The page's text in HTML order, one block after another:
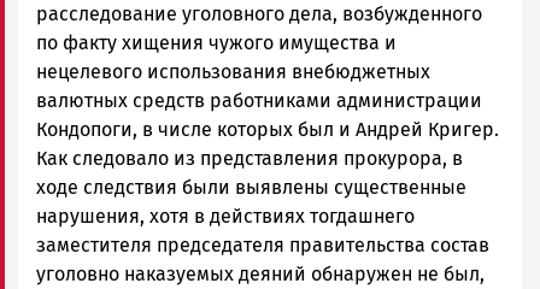
расследование уголовного дела, возбужденного
по факту хищения чужого имущества и
нецелевого использования внебюджетных
валютных средств работниками администрации
Кондопоги, в числе которых был и Андрей Кригер.
Как следовало из представления прокурора, в
ходе следствия были выявлены существенные
нарушения, хотя в действиях тогдашнего
заместителя председателя правительства состав
уголовно наказуемых деяний обнаружен не был,